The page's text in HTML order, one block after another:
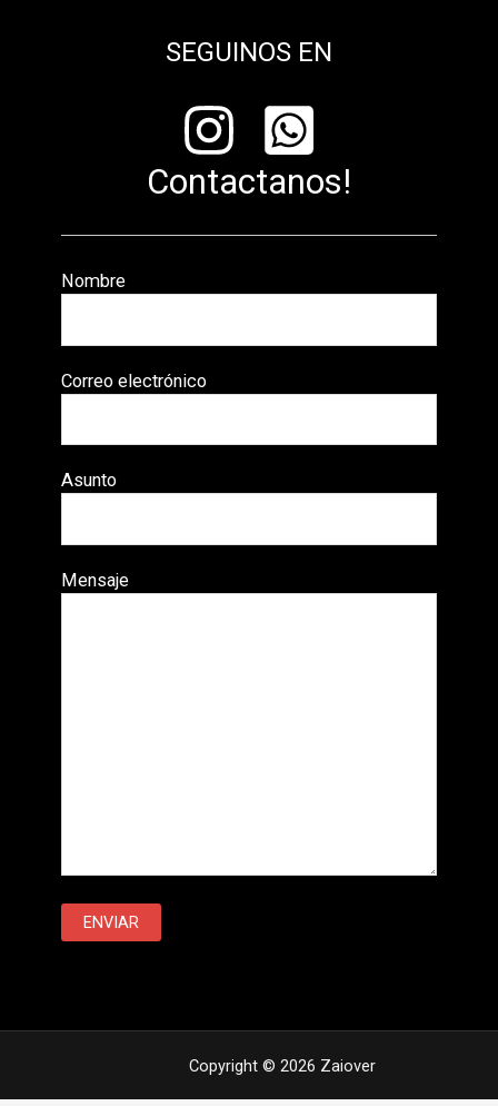
SEGUINOS EN
Contactanos!
Nombre
Correo electrónico
Asunto
Mensaje
Copyright © 2026 Zaiover